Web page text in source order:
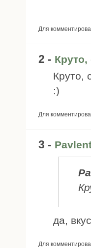
Для
2 - Круто,
Круто,
:)
Для
3 -
да,
Для